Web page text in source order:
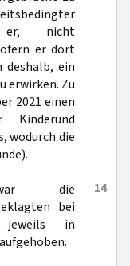
er, nicht
er dort
deshalb, ein
erwirken. Zu
2021 einen
wodurch die
14
die
bei
in